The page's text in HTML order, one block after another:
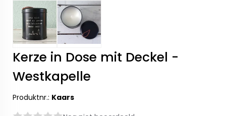
Kerze in Dose mit Deckel -
Westkapelle
Produktnr.: Kaars